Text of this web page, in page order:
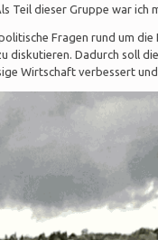
Teil dieser Gruppe war
Fragen rund um
diskutieren. Dadurch soll
Wirtschaft verbessert